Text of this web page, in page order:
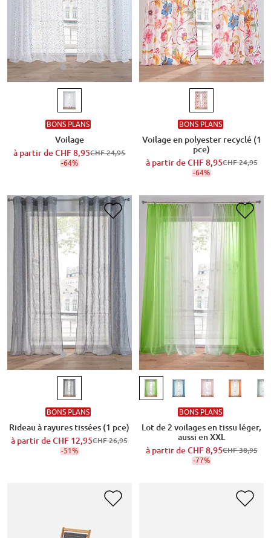
BONS PLANS
Voilage
à partir deCHF 8,95CHF 24,95
-64%
BONS PLANS
Voilage en polyester recyclé (1
pce)
à partir deCHF 8,95CHF 24,95
-64%
BONS PLANS
Rideau à rayures tissées (1 pce)
à partir deCHF 12,95CHF 26,95
-51%
BONS PLANS
Lot de 2 voilages en tissu léger,
aussi en XXL
à partir deCHF 8,95CHF 38,95
-77%